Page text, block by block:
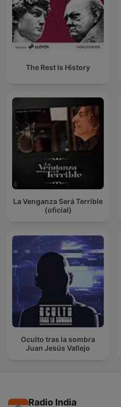
The Rest Is History
La Venganza Será Terrible
(oficial)
Oculto tras la sombra
Juan Jesús Vallejo
Radio India